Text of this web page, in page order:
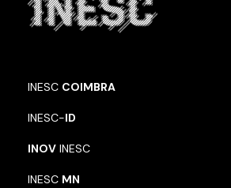
INESC COIMBRA
INESC-ID
INOV INESC
INESC MN